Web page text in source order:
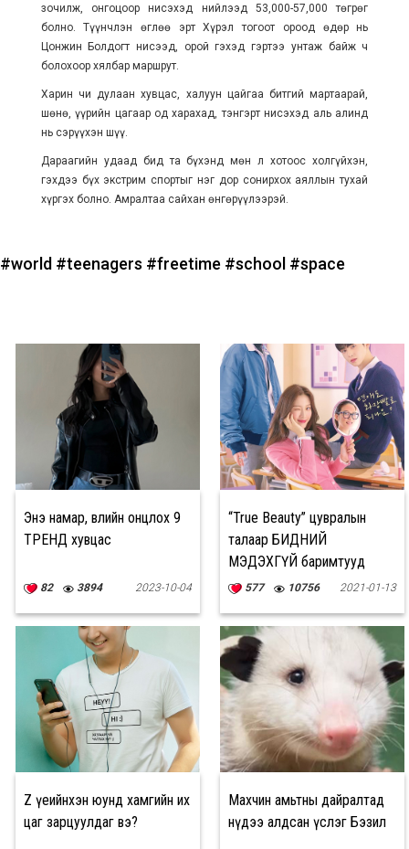
зочилж, онгоцоор нисэхэд нийлээд 53,000-57,000 төгрөг
болно. Түүнчлэн өглөө эрт Хүрэл тогоот ороод өдөр нь
Цонжин Болдогт нисээд, орой гэхэд гэртээ унтаж байж ч
болохоор хялбар маршрут.
Харин чи дулаан хувцас, халуун цайгаа битгий мартаарай,
шөнө, үүрийн цагаар од харахад, тэнгэрт нисэхэд аль алинд
нь сэрүүхэн шүү.
Дараагийн удаад бид та бүхэнд мөн л хотоос холгүйхэн,
гэхдээ бүх экстрим спортыг нэг дор сонирхох аяллын тухай
хүргэх болно. Амралтаа сайхан өнгөрүүлээрэй.
#world #teenagers #freetime #school #space
Энэ намар, өвлийн онцлох 9
ТРЕНД хувцас
82 3894 2023-10-04
“True Beauty” цувралын
талаар БИДНИЙ
МЭДЭХГҮЙ баримтууд
577 10756 2021-01-13
Z үеийнхэн юунд хамгийн их
цаг зарцуулдаг вэ?
Махчин амьтны дайралтад
нүдээ алдсан үслэг Бэзил